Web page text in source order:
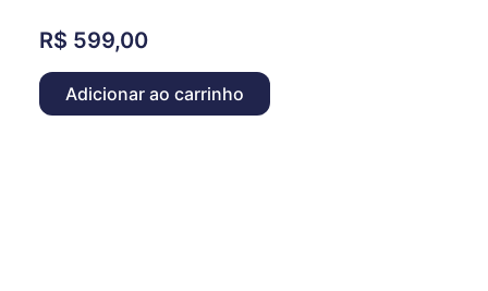
R$ 599,00
Adicionar ao carrinho